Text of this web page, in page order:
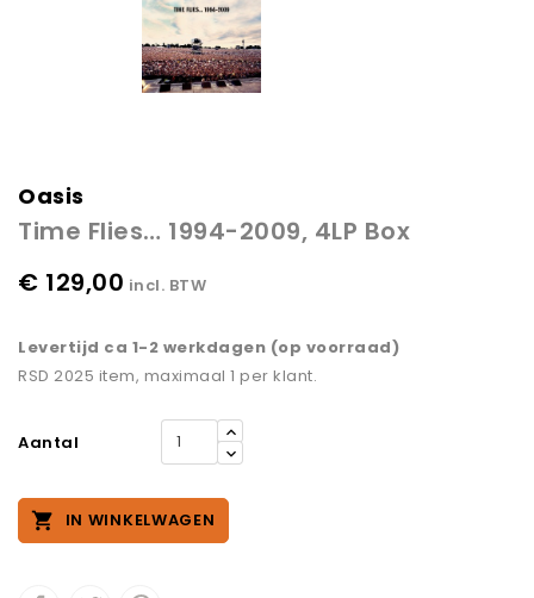
Oasis
Time Flies… 1994-2009, 4LP Box
€ 129,00 incl. BTW
Levertijd ca 1-2 werkdagen (op voorraad)
RSD 2025 item, maximaal 1 per klant.
Aantal
 IN WINKELWAGEN